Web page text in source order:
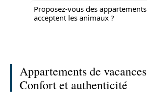
Proposez-vous des
acceptent les animaux ?
Appartements de
Confort et authenticité